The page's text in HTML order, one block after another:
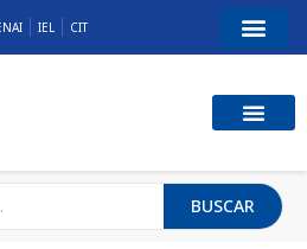
IEL CIT
BUSCAR